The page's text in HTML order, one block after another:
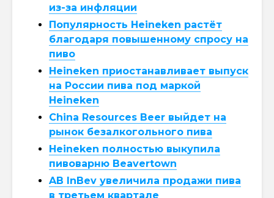
из-за инфляции
Популярность Heineken растёт
благодаря повышенному спросу на
пиво
Heineken приостанавливает выпуск
на России пива под маркой
Heineken
China Resources Beer выйдет на
рынок безалкогольного пива
Heineken полностью выкупила
пивоварню Beavertown
AB InBev увеличила продажи пива
в третьем квартале